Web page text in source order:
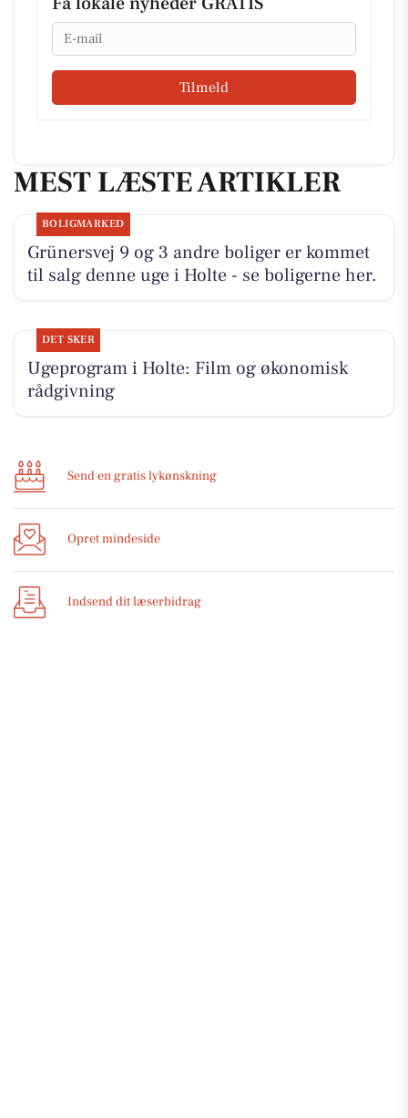
Email
Tilmeld
MEST LÆSTE ARTIKLER
BOLIGMARKED
Grünersvej 9 og 3 andre boliger er kommet
til salg denne uge i Holte - se boligerne her.
DET SKER
Ugeprogram i Holte: Film og økonomisk
rådgivning
Send en gratis lykønskning
Opret mindeside
Indsend dit læserbidrag